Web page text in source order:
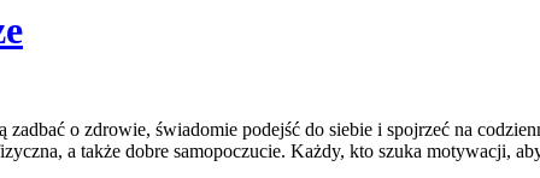
o zdrowie, świadomie podejść do siebie i spojrzeć na
a także dobre samopoczucie. Każdy, kto szuka motywacji,